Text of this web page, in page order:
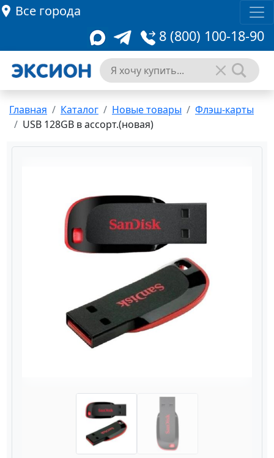
Все города
8 (800) 100-18-90
Главная Каталог Новые товары
Флэш-карты
USB 128GB в ассорт.(новая)
Назад